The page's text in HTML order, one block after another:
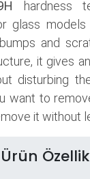
hardness
glass
and
it gives
disturbing
want to
it without
Ürün